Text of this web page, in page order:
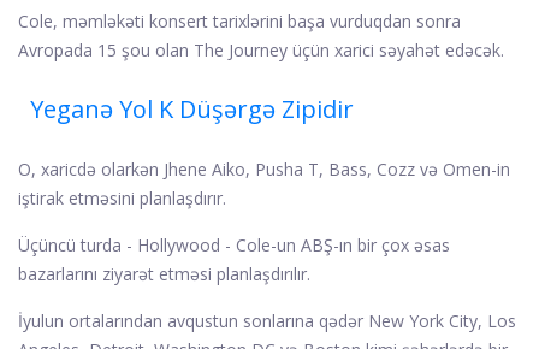
Cole, məmləkəti konsert tarixlərini başa vurduqdan sonra
Avropada 15 şou olan The Journey üçün xarici səyahət edəcək.
Yeganə Yol K Düşərgə Zipidir
O, xaricdə olarkən Jhene Aiko, Pusha T, Bass, Cozz və Omen-in
iştirak etməsini planlaşdırır.
Üçüncü turda - Hollywood - Cole-un ABŞ-ın bir çox əsas
bazarlarını ziyarət etməsi planlaşdırılır.
İyulun ortalarından avqustun sonlarına qədər New York City, Los